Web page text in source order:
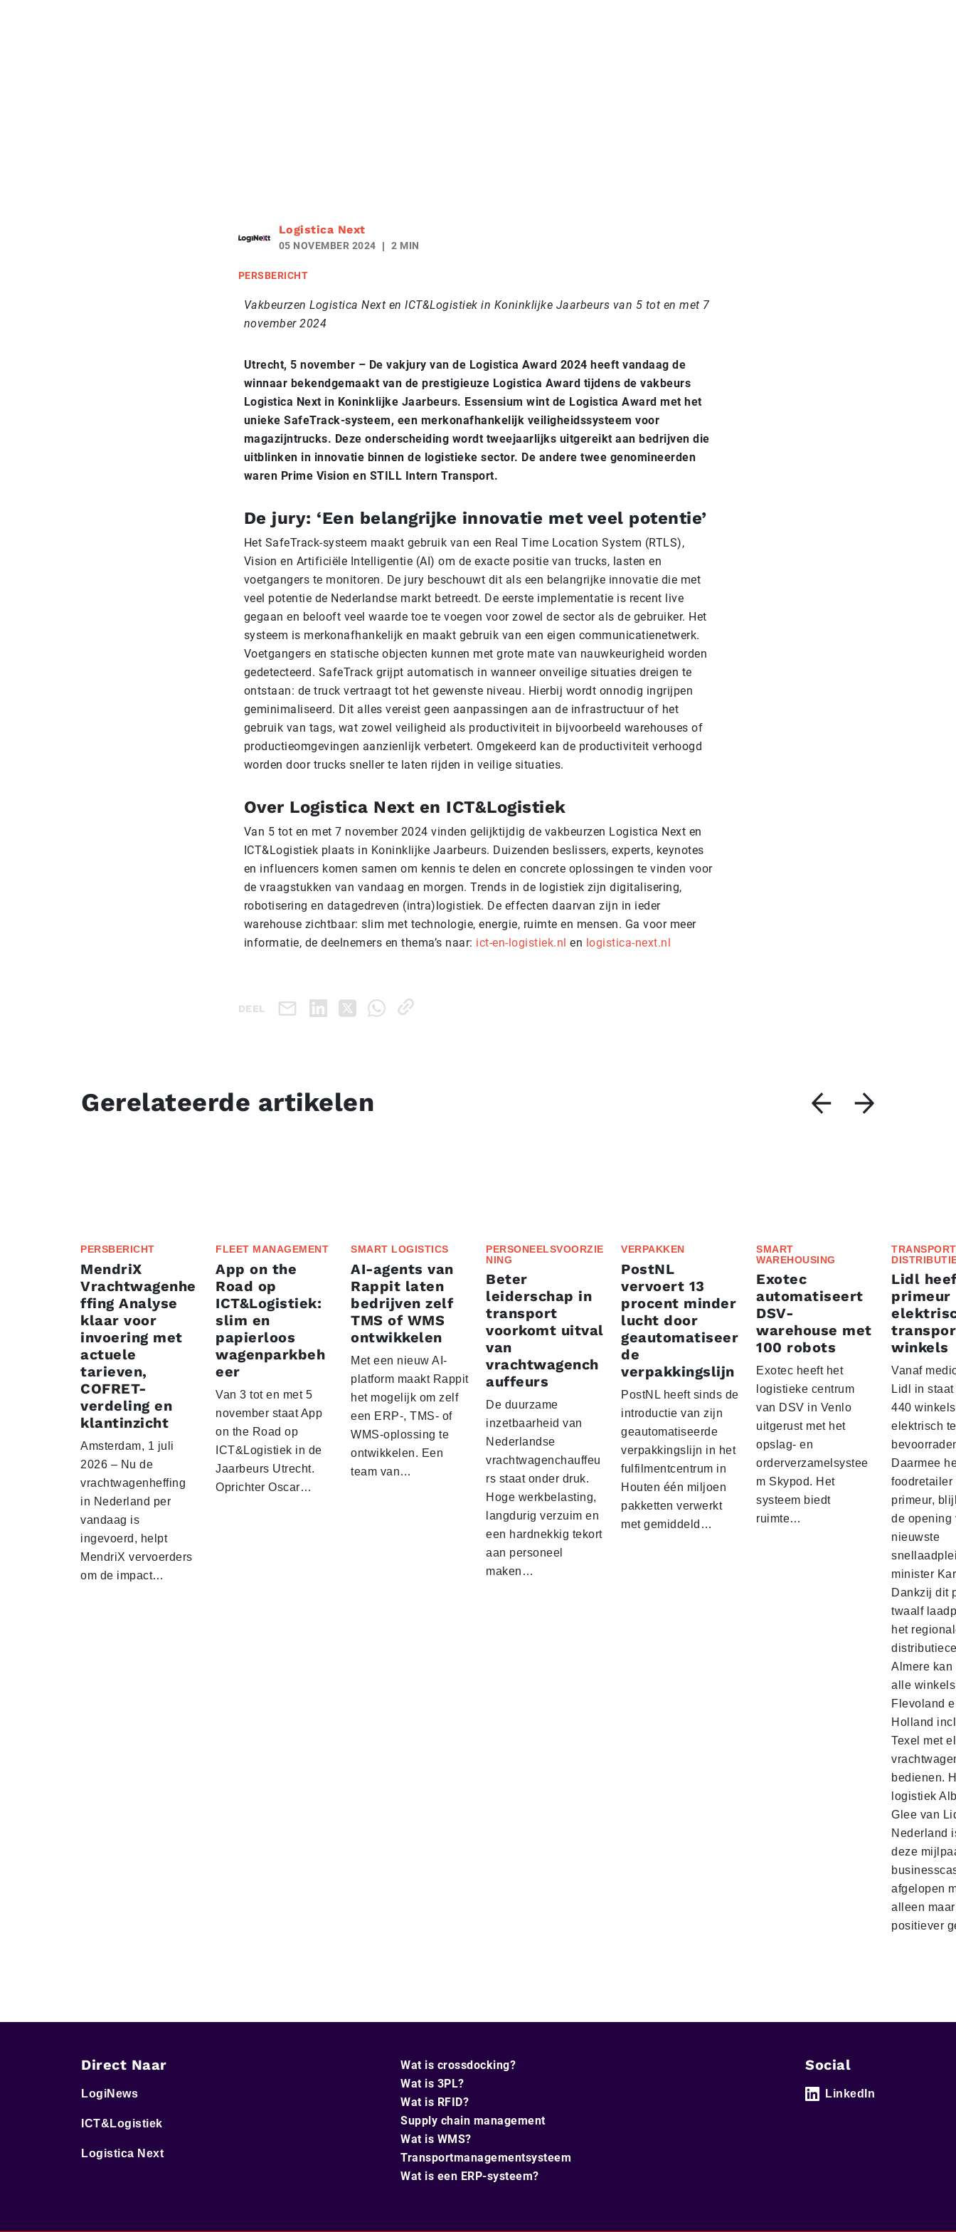
Logistica Next
05 NOVEMBER 2024 2 MIN
PERSBERICHT
Vakbeurzen Logistica Next en ICT&Logistiek in Koninklijke Jaarbeurs van 5 tot en met 7
november 2024
Utrecht, 5 november – De vakjury van de Logistica Award 2024 heeft vandaag de
winnaar bekendgemaakt van de prestigieuze Logistica Award tijdens de vakbeurs
Logistica Next in Koninklijke Jaarbeurs. Essensium wint de Logistica Award met het
unieke SafeTrack-systeem, een merkonafhankelijk veiligheidssysteem voor
magazijntrucks. Deze onderscheiding wordt tweejaarlijks uitgereikt aan bedrijven die
uitblinken in innovatie binnen de logistieke sector. De andere twee genomineerden
waren Prime Vision en STILL Intern Transport.
De jury: ‘Een belangrijke innovatie met veel potentie’
Het SafeTrack-systeem maakt gebruik van een Real Time Location System (RTLS),
Vision en Artificiële Intelligentie (AI) om de exacte positie van trucks, lasten en
voetgangers te monitoren. De jury beschouwt dit als een belangrijke innovatie die met
veel potentie de Nederlandse markt betreedt. De eerste implementatie is recent live
gegaan en belooft veel waarde toe te voegen voor zowel de sector als de gebruiker. Het
systeem is merkonafhankelijk en maakt gebruik van een eigen communicatienetwerk.
Voetgangers en statische objecten kunnen met grote mate van nauwkeurigheid worden
gedetecteerd. SafeTrack grijpt automatisch in wanneer onveilige situaties dreigen te
ontstaan: de truck vertraagt tot het gewenste niveau. Hierbij wordt onnodig ingrijpen
geminimaliseerd. Dit alles vereist geen aanpassingen aan de infrastructuur of het
gebruik van tags, wat zowel veiligheid als productiviteit in bijvoorbeeld warehouses of
productieomgevingen aanzienlijk verbetert. Omgekeerd kan de productiviteit verhoogd
worden door trucks sneller te laten rijden in veilige situaties.
Over Logistica Next en ICT&Logistiek
Van 5 tot en met 7 november 2024 vinden gelijktijdig de vakbeurzen Logistica Next en
ICT&Logistiek plaats in Koninklijke Jaarbeurs. Duizenden beslissers, experts, keynotes
en influencers komen samen om kennis te delen en concrete oplossingen te vinden voor
de vraagstukken van vandaag en morgen. Trends in de logistiek zijn digitalisering,
robotisering en datagedreven (intra)logistiek. De effecten daarvan zijn in ieder
warehouse zichtbaar: slim met technologie, energie, ruimte en mensen. Ga voor meer
informatie, de deelnemers en thema’s naar: ict-en-logistiek.nl en logistica-next.nl
DEEL
Gerelateerde artikelen
PERSBERICHT
MendriX
Vrachtwagenhe
ffing Analyse
klaar voor
invoering met
actuele
tarieven,
COFRET-
verdeling en
klantinzicht
Amsterdam, 1 juli
2026 – Nu de
vrachtwagenheffing
in Nederland per
vandaag is
ingevoerd, helpt
MendriX vervoerders
om de impact…
FLEET MANAGEMENT
App on the
Road op
ICT&Logistiek:
slim en
papierloos
wagenparkbeh
eer
Van 3 tot en met 5
november staat App
on the Road op
ICT&Logistiek in de
Jaarbeurs Utrecht.
Oprichter Oscar…
SMART LOGISTICS
AI-agents van
Rappit laten
bedrijven zelf
TMS of WMS
ontwikkelen
Met een nieuw AI-
platform maakt Rappit
het mogelijk om zelf
een ERP-, TMS- of
WMS-oplossing te
ontwikkelen. Een
team van…
PERSONEELSVOORZIE
NING
Beter
leiderschap in
transport
voorkomt uitval
van
vrachtwagench
auffeurs
De duurzame
inzetbaarheid van
Nederlandse
vrachtwagenchauffeu
rs staat onder druk.
Hoge werkbelasting,
langdurig verzuim en
een hardnekkig tekort
aan personeel
maken…
VERPAKKEN
PostNL
vervoert 13
procent minder
lucht door
geautomatiseer
de
verpakkingslijn
PostNL heeft sinds de
introductie van zijn
geautomatiseerde
verpakkingslijn in het
fulfilmentcentrum in
Houten één miljoen
pakketten verwerkt
met gemiddeld…
SMART
WAREHOUSING
Exotec
automatiseert
DSV-
warehouse met
100 robots
Exotec heeft het
logistieke centrum
van DSV in Venlo
uitgerust met het
opslag- en
orderverzamelsystee
m Skypod. Het
systeem biedt
ruimte…
Lidl
primeur
winkels
Vanaf
Lidl in
440 winkels
elektrisch te
Daarmee
foodretailer
primeur,
de opening
nieuwste
minister
Dankzij dit
twaalf
het
Almere
alle
Flevoland
Holland
Texel met
bedienen.
logistiek
Glee van
Nederland
deze
afgelopen
alleen maar
positiever
Direct Naar
LogiNews
ICT&Logistiek
Logistica Next
Wat is crossdocking?
Wat is 3PL?
Wat is RFID?
Supply chain management
Wat is WMS?
Transportmanagementsysteem
Wat is een ERP-systeem?
Social
LinkedIn